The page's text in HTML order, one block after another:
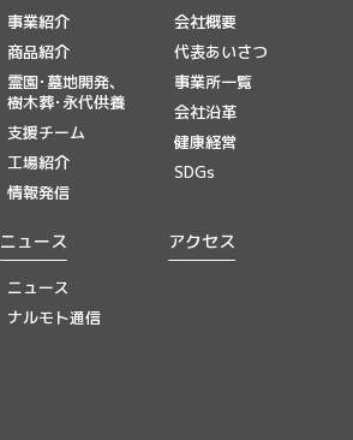
事業紹介
商品紹介
霊園･墓地開発、
樹木葬･永代供養
支援チーム
工場紹介
情報発信
会社概要
代表あいさつ
事業所一覧
会社沿革
健康経営
SDGs
ニュース
ニュース
ナルモト通信
アクセス